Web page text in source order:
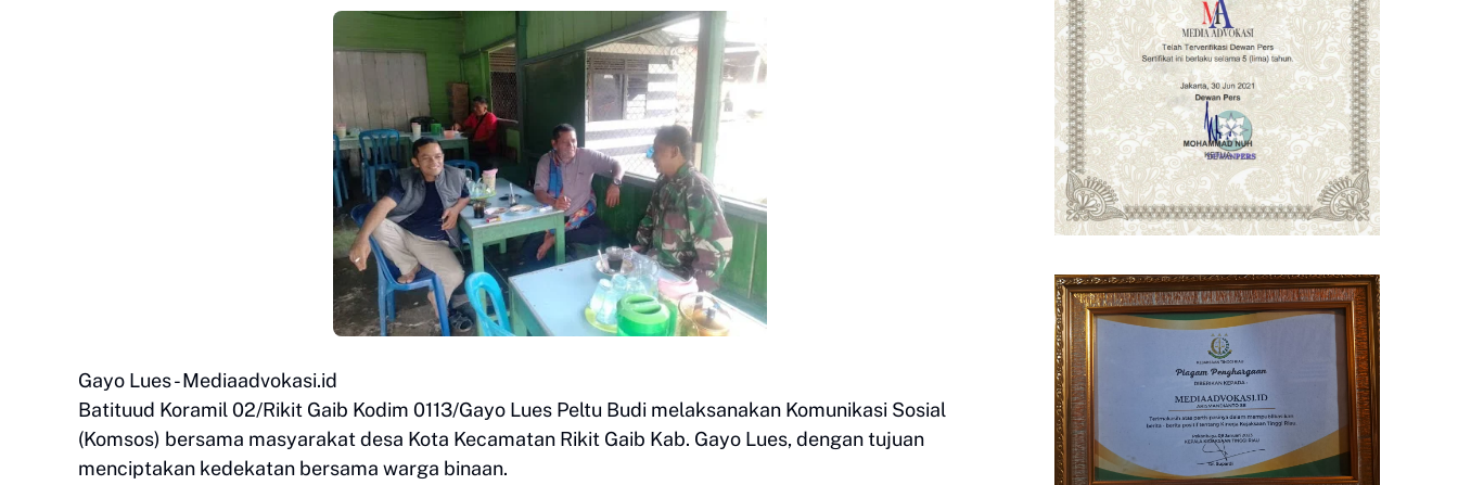
Gayo Lues - Mediaadvokasi.id
Batituud Koramil 02/Rikit Gaib Kodim 0113/Gayo Lues Peltu Budi melaksanakan Komunikasi Sosial
(Komsos) bersama masyarakat desa Kota Kecamatan Rikit Gaib Kab. Gayo Lues, dengan tujuan
menciptakan kedekatan bersama warga binaan.